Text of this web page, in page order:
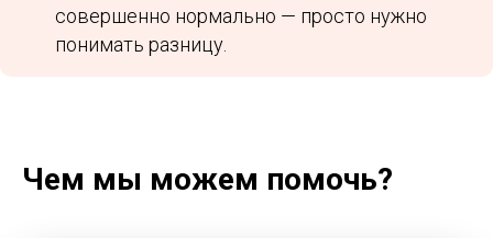
совершенно нормально — просто нужно
понимать разницу.​​​​​​​​​​​​​​​​
Чем мы можем помочь?
Study Barcelona